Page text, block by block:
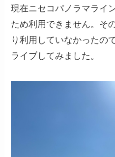
現在ニセコパノラマライ
ため利用できません。そ
り利用していなかったの
ライブしてみました。